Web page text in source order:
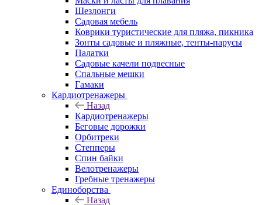
Шезлонги
Садовая мебель
Коврики туристические для пляжа, пикника
Зонты садовые и пляжные, тенты-парусы
Палатки
Садовые качели подвесные
Спальные мешки
Гамаки
Кардиотренажеры
Назад
Кардиотренажеры
Беговые дорожки
Орбитреки
Степперы
Спин байки
Велотренажеры
Гребные тренажеры
Единоборства
Назад